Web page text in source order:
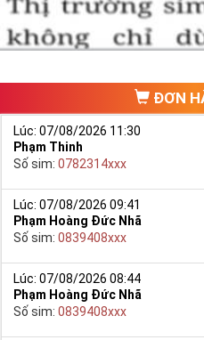
- Cách nhanh nhất để chọn mua
trang chủ của Sim Tiền Giang,
trang chủ. Đây là danh sách sim
Ngoài ra quý khách chưa ưng ý
khảo thêm Sim Vinaphone,Sim
ĐƠN
Lúc: 07/08/2026 11:30
Phạm Thinh
Số sim: 0782314xxx
Lúc: 07/08/2026 09:41
Phạm Hoàng Đức Nhã
Số sim: 0839408xxx
Lúc: 07/08/2026 08:44
Phạm Hoàng Đức Nhã
Số sim: 0839408xxx